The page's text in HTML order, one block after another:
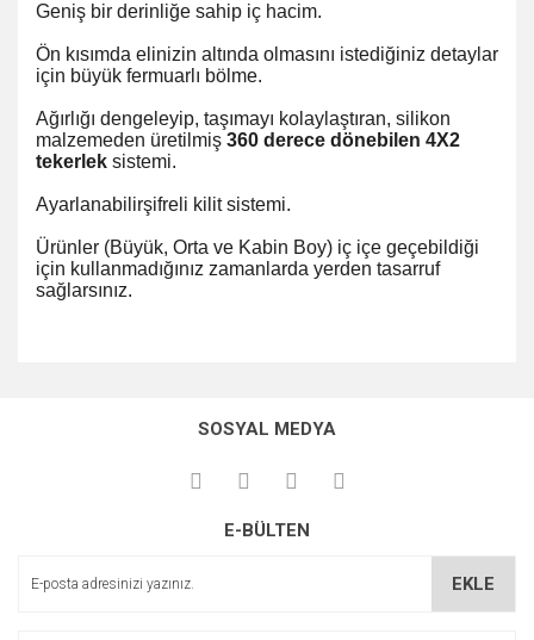
Geniş bir derinliğe sahip iç hacim.
Ön kısımda elinizin altında olmasını istediğiniz detaylar
için büyük fermuarlı bölme.
Ağırlığı dengeleyip, taşımayı kolaylaştıran, silikon
malzemeden üretilmiş 360 derece dönebilen 4X2
tekerlek sistemi.
Ayarlanabilirşifreli kilit sistemi.
Ürünler (Büyük, Orta ve Kabin Boy) iç içe geçebildiği
için kullanmadığınız zamanlarda yerden tasarruf
sağlarsınız.
kullanarak tarafımıza iletebilirsiniz.
Görüş ve önerileriniz için teşekkür ederiz.
Ürün açıklamasında eksik bilgiler bulunuyor.
SOSYAL MEDYA
E-BÜLTEN
EKLE